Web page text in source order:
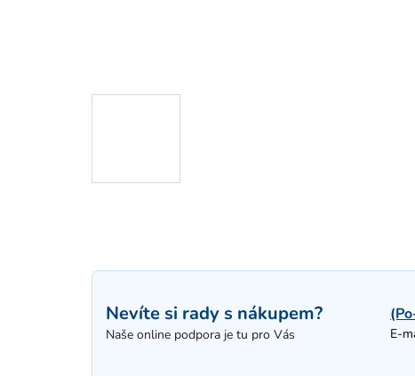
Nevíte si rady s nákupem?
Naše online podpora je tu pro Vás E-